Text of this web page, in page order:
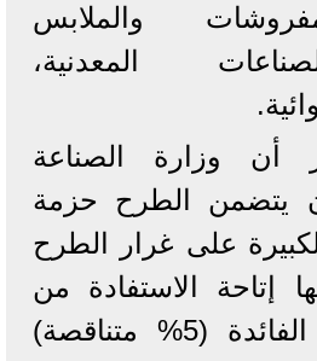
والملابس
المعدنية،
أن وزارة الصناعة
الطرح حزمة
على غرار الطرح
إتاحة الاستفادة من
تمويل منخفض الفائدة (5% متناقصة)